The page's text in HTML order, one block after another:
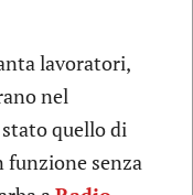
lavoratori,
nel
stato quello di
senza